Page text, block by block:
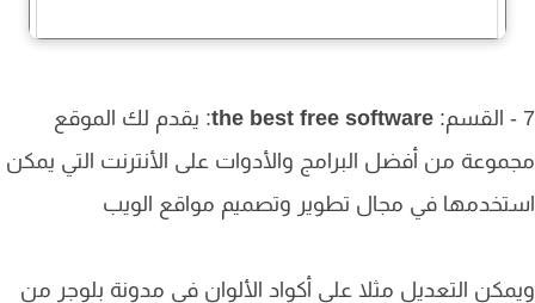
the best free software: يقدم لك الموقع
من أفضل البرامج والأدوات على الأنترنت التي يمكن
في مجال تطوير وتصميم مواقع الويب
التعديل مثلا على أكواد الألوان في مدونة بلوجر من